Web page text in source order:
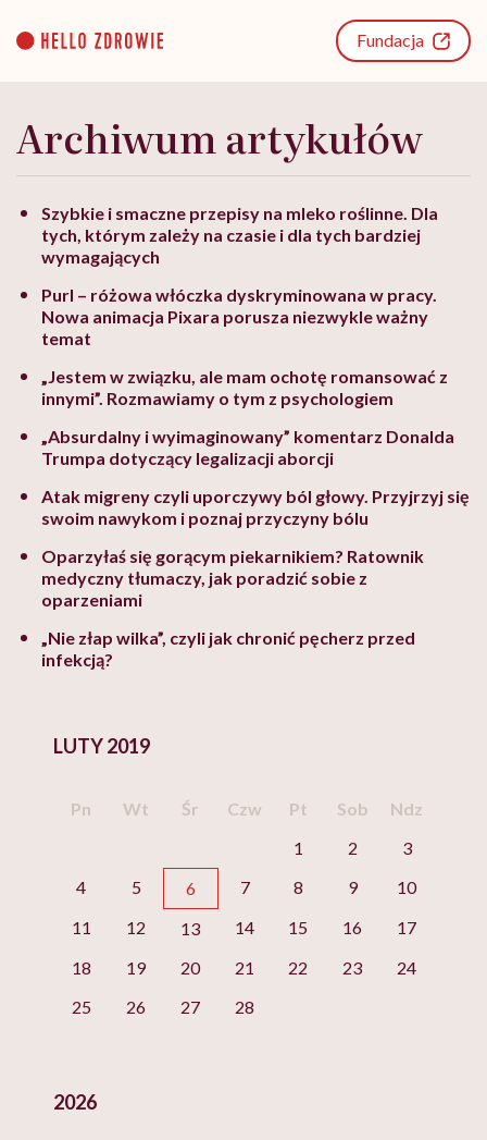
content
Fundacja
Archiwum artykułów
Szybkie i smaczne przepisy na mleko roślinne. Dla
tych, którym zależy na czasie i dla tych bardziej
wymagających
Purl – różowa włóczka dyskryminowana w pracy.
Nowa animacja Pixara porusza niezwykle ważny
temat
„Jestem w związku, ale mam ochotę romansować z
innymi”. Rozmawiamy o tym z psychologiem
„Absurdalny i wyimaginowany” komentarz Donalda
Trumpa dotyczący legalizacji aborcji
Atak migreny czyli uporczywy ból głowy. Przyjrzyj się
swoim nawykom i poznaj przyczyny bólu
Oparzyłaś się gorącym piekarnikiem? Ratownik
medyczny tłumaczy, jak poradzić sobie z
oparzeniami
„Nie złap wilka”, czyli jak chronić pęcherz przed
infekcją?
LUTY 2019
Pn Wt Śr Czw Pt Sob
Ndz
1
2
3
4
5 6 7 8 9
10
11
12 13 14 15 16
17
18
19 20 21 22 23
24
25
26 27 28
2026